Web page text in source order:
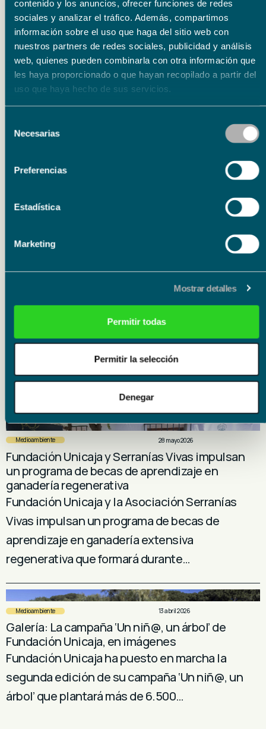
contenido y los anuncios, ofrecer funciones de redes
sociales y analizar el tráfico. Además, compartimos
información sobre el uso que haga del sitio web con
nuestros partners de redes sociales, publicidad y análisis
web, quienes pueden combinarla con otra información que
les haya proporcionado o que hayan recopilado a partir del
uso que haya hecho de sus servicios.
Necesarias
Preferencias
Estadística
Marketing
Mostrar detalles
Permitir todas
Permitir la selección
Denegar
Noticias relacionadas
restauración ambiental de los esteros de la
Fundación Unicaja y Estero Natural impulsan la
Medioambiente 3 junio 2026
Fundación Unicaja y la Fundación Ecomar de
educación medioambiental
‘Limpieza de costas y educación ambiental’
fundada por la deportista…
Medioambiente 28 mayo 2026
Fundación Unicaja y Serranías Vivas impulsan
un programa de becas de aprendizaje en
ganadería regenerativa
Fundación Unicaja y la Asociación Serranías
Vivas impulsan un programa de becas de
aprendizaje en ganadería extensiva
regenerativa que formará durante…
Medioambiente 13 abril 2026
Galería: La campaña ‘Un niñ@, un árbol’ de
Fundación Unicaja, en imágenes
Fundación Unicaja ha puesto en marcha la
segunda edición de su campaña ‘Un niñ@, un
árbol’ que plantará más de 6.500…